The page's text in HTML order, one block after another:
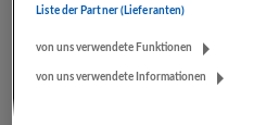
LUGSTEIN
Liste der Partner (Lieferanten)
von uns verwendete Funktionen
von uns verwendete Informationen